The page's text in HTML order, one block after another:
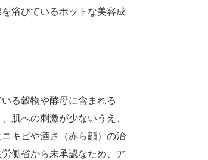
浴びているホットな美容成
る穀物や酵母に含まれる
肌への刺激が少ないうえ、
キビや酒さ（赤ら顔）の治
働省から未承認なため、ア